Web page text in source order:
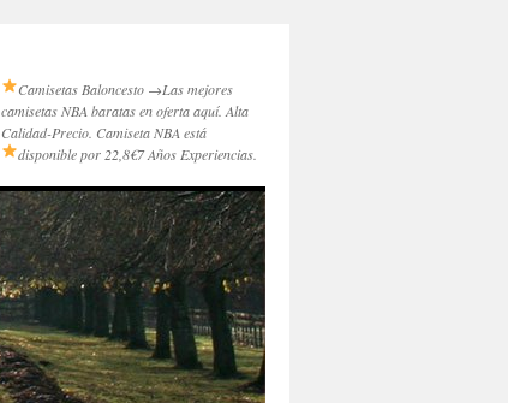
Camisetas Baloncesto →Las mejores
camisetas NBA baratas en oferta aquí. Alta
Calidad-Precio. Camiseta NBA está
disponible por 22,8€7 Años Experiencias.